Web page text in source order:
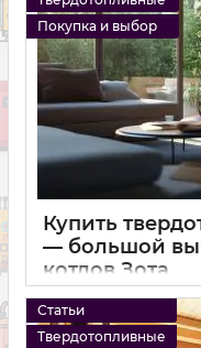
Покупка и выбор
Купить
— большой
котлов Зота
16 10 2024 0
Статьи
Твердотопливные